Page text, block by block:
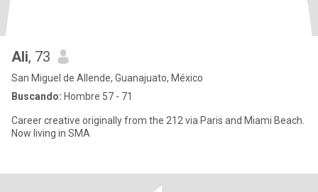
Ali, 73
San Miguel de Allende, Guanajuato, México
Buscando: Hombre 57 - 71
Career creative originally from the 212 via Paris and Miami Beach.
Now living in SMA